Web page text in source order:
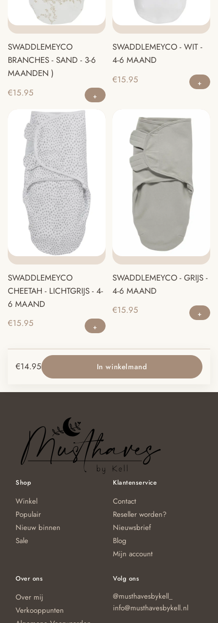
SWADDLEMEYCO
BRANCHES - SAND - 3-6
MAANDEN )
€15.95
SWADDLEMEYCO - WIT -
4-6 MAAND
€15.95
SWADDLEMEYCO
CHEETAH - LICHTGRIJS - 4-
6 MAAND
€15.95
SWADDLEMEYCO - GRIJS -
4-6 MAAND
€15.95
€14.95 In winkelmand
Shop
Winkel
Populair
Nieuw binnen
Sale
Klantenservice
Contact
Reseller worden?
Nieuwsbrief
Blog
Mijn account
Over ons
Over mij
Verkooppunten
Volg ons
@musthavesbykell_
info@musthavesbykell.nl